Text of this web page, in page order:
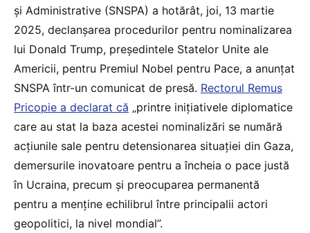
și Administrative (SNSPA) a hotărât, joi, 13 martie
2025, declanșarea procedurilor pentru nominalizarea
lui Donald Trump, președintele Statelor Unite ale
Americii, pentru Premiul Nobel pentru Pace, a anunțat
SNSPA într-un comunicat de presă. Rectorul Remus
Pricopie a declarat că „printre inițiativele diplomatice
care au stat la baza acestei nominalizări se numără
acțiunile sale pentru detensionarea situației din Gaza,
demersurile inovatoare pentru a încheia o pace justă
în Ucraina, precum și preocuparea permanentă
pentru a menține echilibrul între principalii actori
geopolitici, la nivel mondial”.